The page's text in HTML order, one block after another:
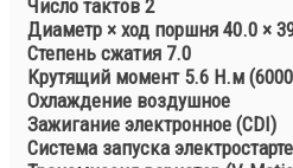
Число тактов 2
Диаметр × ход поршня 40.0 ×
Степень сжатия 7.0
Крутящий момент 5.6 H.м
Охлаждение воздушное
Зажигание электронное (CDI)
Система запуска